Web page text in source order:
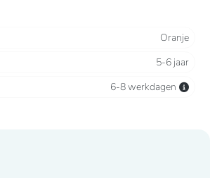
in de kraag en aan de schouders,
Oranje
5-6 jaar
6-8 werkdagen